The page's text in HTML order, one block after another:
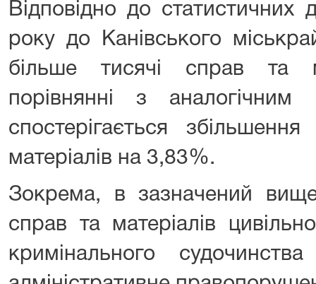
Відповідно до статистичних
року до Канівського
більше тисячі справ та
порівнянні з
спостерігається
матеріалів на 3,83%.
Зокрема, в зазначений
справ та матеріалів
кримінального